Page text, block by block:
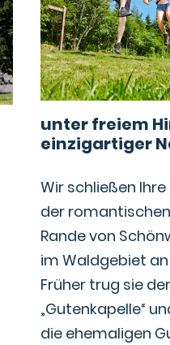
unter freiem
einzigartiger
Wir schließen
der
Rande von
im Waldgebiet
Früher trug sie
„Gutenkapelle“
die ehemaligen